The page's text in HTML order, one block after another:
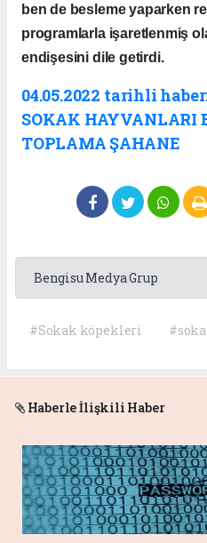
ben de besleme yaparken
programlarla işaretlenmiş
endişesini dile getirdi.
04.05.2022 tarihli
SOKAK HAYVANLARI
TOPLAMA ŞAHANE
Bengisu Medya Grup
#Sokak köpekleri
Haberle İlişkili Haber